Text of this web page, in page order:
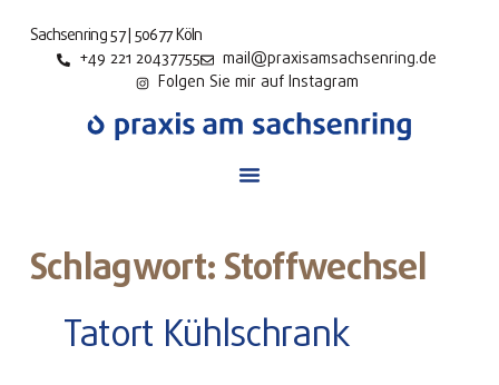
Sachsenring 57 | 50677 Köln
+49 221 20437755
mail@praxisamsachsenring.de
Folgen Sie mir auf Instagram
Schlagwort: Stoffwechsel
Tatort Kühlschrank